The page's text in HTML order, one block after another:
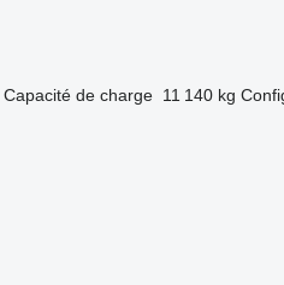
Capacité de charge 11 140 kg